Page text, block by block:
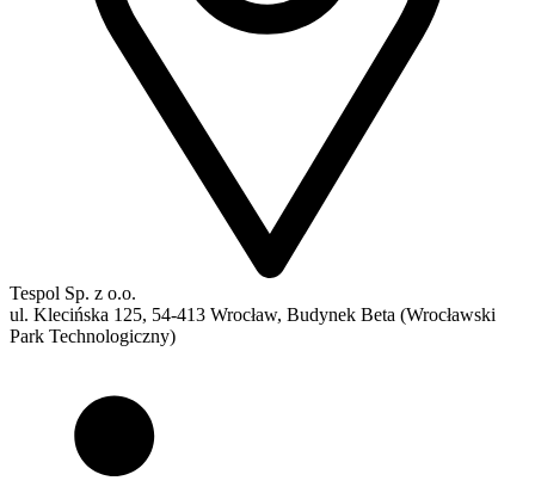
Tespol Sp. z o.o.
ul. Klecińska 125, 54-413 Wrocław, Budynek Beta (Wrocławski
Park Technologiczny)